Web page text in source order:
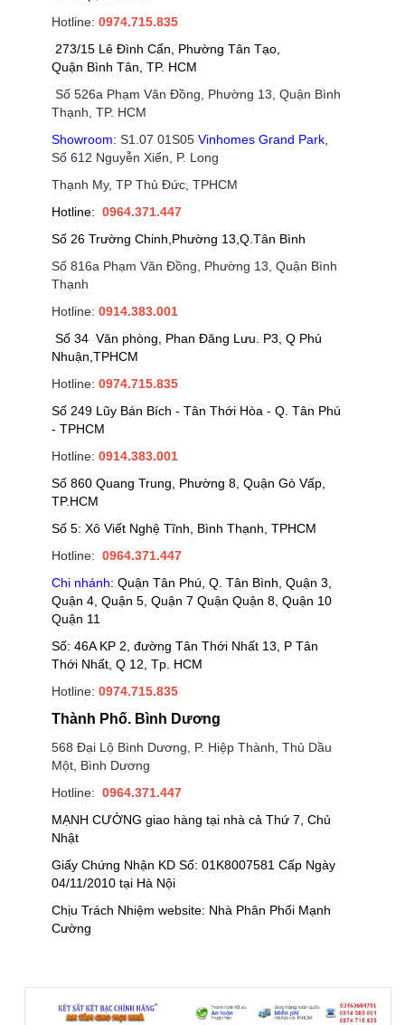
Hotline: 0974.715.835
273/15 Lê Đình Cẩn, Phường Tân Tạo,
Quận Bình Tân, TP. HCM
Số 526a Phạm Văn Đồng, Phường 13, Quận Bình
Thạnh, TP. HCM
Showroom: S1.07 01S05 Vinhomes Grand Park,
Số 612 Nguyễn Xiển, P. Long
Thạnh My, TP Thủ Đức, TPHCM
Hotline: 0964.371.447
Số 26 Trường Chinh,Phường 13,Q.Tân Bình
Số 816a Phạm Văn Đồng, Phường 13, Quận Bình
Thạnh
Hotline: 0914.383.001
Số 34 Văn phòng, Phan Đăng Lưu. P3, Q Phú
Nhuận,TPHCM
Hotline: 0974.715.835
Số 249 Lũy Bán Bích - Tân Thới Hòa - Q. Tân Phú
- TPHCM
Hotline: 0914.383.001
Số 860 Quang Trung, Phường 8, Quận Gò Vấp,
TP.HCM
Số 5: Xô Viết Nghệ Tĩnh, Bình Thạnh, TPHCM
Hotline: 0964.371.447
Chi nhánh: Quận Tân Phú, Q. Tân Bình, Quận 3,
Quận 4, Quận 5, Quận 7 Quận Quận 8, Quận 10
Quận 11
Số: 46A KP 2, đường Tân Thới Nhất 13, P Tân
Thới Nhất, Q 12, Tp. HCM
Hotline: 0974.715.835
Thành Phố. Bình Dương
568 Đại Lộ Bình Dương, P. Hiệp Thành, Thủ Dầu
Một, Bình Dương
Hotline: 0964.371.447
MẠNH CƯỜNG giao hàng tại nhà cả Thứ 7, Chủ
Nhật
Giấy Chứng Nhận KD Số: 01K8007581 Cấp Ngày
04/11/2010 tại Hà Nội
Chịu Trách Nhiệm website: Nhà Phân Phối Mạnh
Cường